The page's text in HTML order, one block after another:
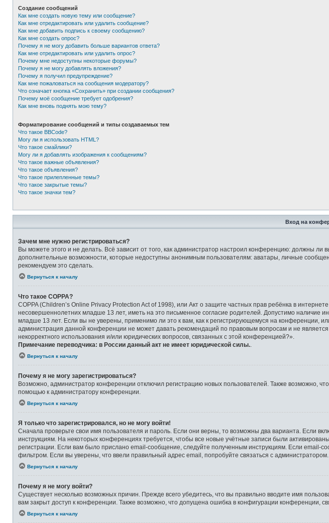
Создание сообщений
Как мне создать новую тему или сообщение?
Как мне отредактировать или удалить сообщение?
Как мне добавить подпись к своему сообщению?
Как мне создать опрос?
Почему я не могу добавить больше вариантов ответа?
Как мне отредактировать или удалить опрос?
Почему мне недоступны некоторые форумы?
Почему я не могу добавлять вложения?
Почему я получил предупреждение?
Как мне пожаловаться на сообщения модератору?
Что означает кнопка «Сохранить» при создании сообщения?
Почему моё сообщение требует одобрения?
Как мне вновь поднять мою тему?
Форматирование сообщений и типы создаваемых тем
Что такое BBCode?
Могу ли я использовать HTML?
Что такое смайлики?
Могу ли я добавлять изображения к сообщениям?
Что такое важные объявления?
Что такое объявления?
Что такое прилепленные темы?
Что такое закрытые темы?
Что такое значки тем?
Вход на
Зачем мне нужно регистрироваться?
Вы можете этого и не делать. Всё зависит от того, как администратор настроил конференцию: должны
дополнительные возможности, которые недоступны анонимным пользователям: аватары, личные
рекомендуем это сделать.
Вернуться к началу
Что такое COPPA?
COPPA (Children’s Online Privacy Protection Act of 1998), или Акт о защите частных прав ребёнка в
несовершеннолетних младше 13 лет, иметь на это письменное согласие родителей. Допустимо
младше 13 лет. Если вы не уверены, применимо ли это к вам, как к регистрирующемуся на конференции,
администрация данной конференции не может давать рекомендаций по правовым вопросам и не
некорректного использования и/или юридических вопросов, связанных с этой конференцией?».
Примечание переводчика: в России данный акт не имеет юридической силы.
Вернуться к началу
Почему я не могу зарегистрироваться?
Возможно, администратор конференции отключил регистрацию новых пользователей. Также возможно,
помощью к администратору конференции.
Вернуться к началу
Я только что зарегистрировался, но не могу войти!
Сначала проверьте свои имя пользователя и пароль. Если они верны, то возможны два варианта. Если
инструкциям. На некоторых конференциях требуется, чтобы все новые учётные записи были
регистрации. Если вам было прислано email-сообщение, следуйте полученным инструкциям. Если email-
фильтром. Если вы уверены, что ввели правильный адрес email, попробуйте связаться с администратором.
Вернуться к началу
Почему я не могу войти?
Существует несколько возможных причин. Прежде всего убедитесь, что вы правильно вводите имя
вам закрыт доступ к конференции. Также возможно, что допущена ошибка в конфигурации конференции,
Вернуться к началу